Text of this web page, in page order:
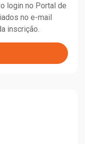
login no Portal de
no e-mail
inscrição.